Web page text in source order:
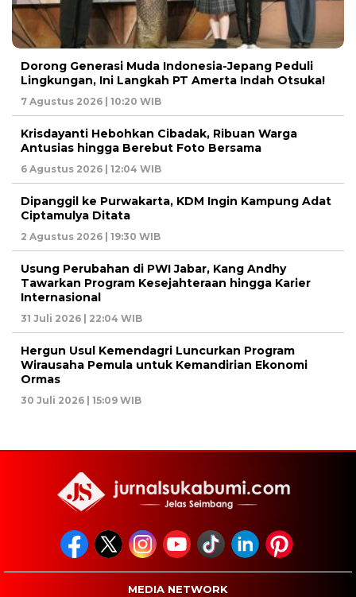
Dorong Generasi Muda Indonesia-Jepang Peduli
Lingkungan, Ini Langkah PT Amerta Indah Otsuka!
7 Agustus 2026 | 10:20 WIB
Krisdayanti Hebohkan Cibadak, Ribuan Warga
Antusias hingga Berebut Foto Bersama
6 Agustus 2026 | 12:04 WIB
Dipanggil ke Purwakarta, KDM Ingin Kampung Adat
Ciptamulya Ditata
2 Agustus 2026 | 19:30 WIB
Usung Perubahan di PWI Jabar, Kang Andhy
Tawarkan Program Kesejahteraan hingga Karier
Internasional
31 Juli 2026 | 22:04 WIB
Hergun Usul Kemendagri Luncurkan Program
Wirausaha Pemula untuk Kemandirian Ekonomi
Ormas
30 Juli 2026 | 15:09 WIB
MEDIA NETWORK